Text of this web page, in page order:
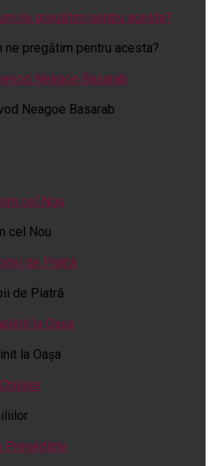
ne pregătim pentru acesta?
Neagoe Basarab
cel Nou
de Piatră
la Oaşa